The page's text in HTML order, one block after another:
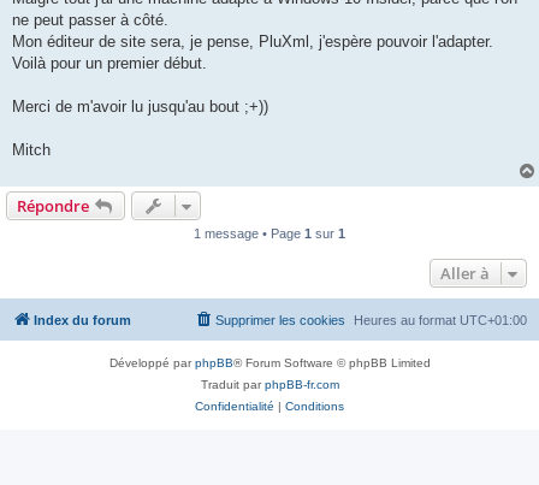
ne peut passer à côté.
Mon éditeur de site sera, je pense, PluXml, j'espère pouvoir l'adapter.
Voilà pour un premier début.
Merci de m'avoir lu jusqu'au bout ;+))
Mitch
Répondre
1 message • Page 1 sur 1
Aller à
Index du forum Heures au format UTC+01:00
Supprimer les cookies
Développé parphpBB® Forum Software © phpBB Limited
Traduit parphpBB-fr.com
Confidentialité | Conditions